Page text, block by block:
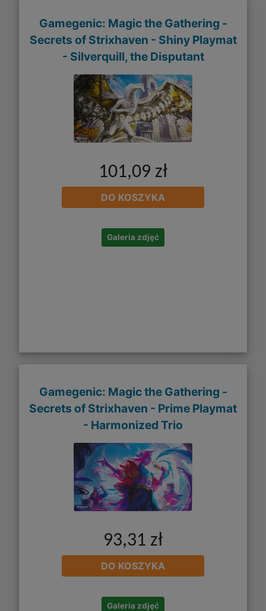
Gamegenic: Magic the Gathering -
Secrets of Strixhaven - Shiny Playmat
- Silverquill, the Disputant
101,09 zł
DO KOSZYKA
Galeria zdjęć
Gamegenic: Magic the Gathering -
Secrets of Strixhaven - Prime Playmat
- Harmonized Trio
93,31 zł
DO KOSZYKA
Galeria zdjęć